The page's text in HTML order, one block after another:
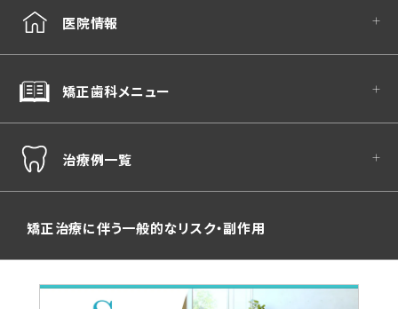
医院情報
矯正歯科メニュー
治療例一覧
矯正治療に伴う一般的なリスク・副作用